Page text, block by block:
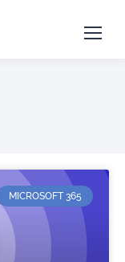
MICROSOFT 365